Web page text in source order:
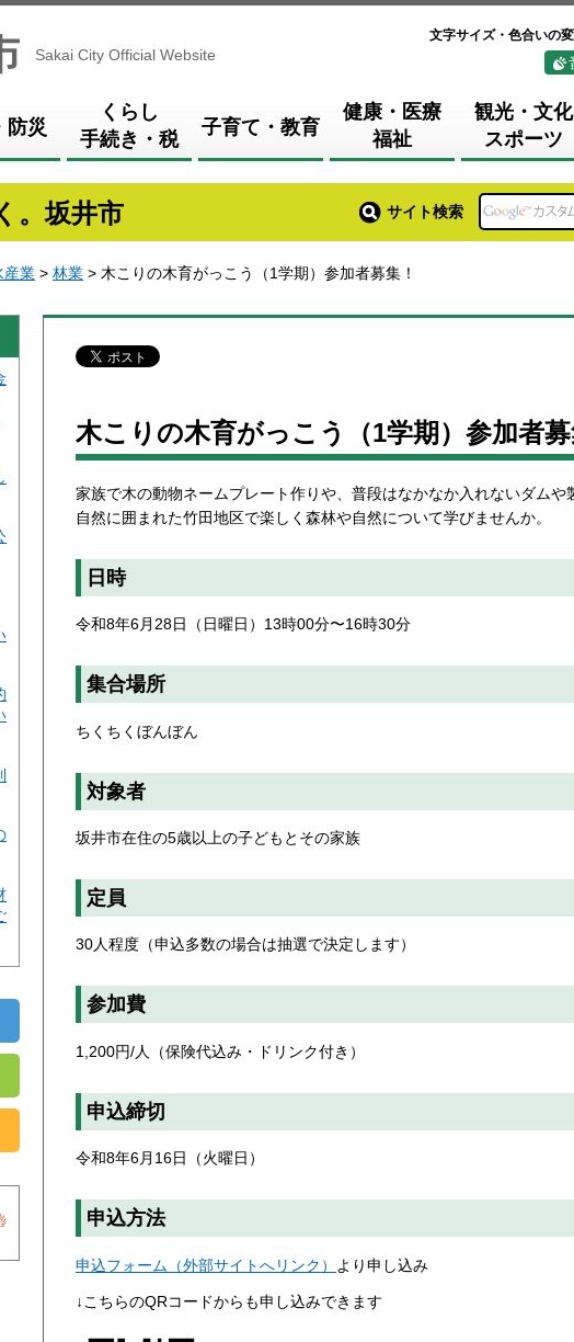
Sakai City Official Website
文字サイズ・色合いの
防災
くらし
手続き・税
子育て・教育
健康・医療
福祉
観光・文化
スポーツ
。坂井市 サイト検索
産業 > 林業 > 木こりの木育がっこう（1学期）参加者募集！
木こりの木育がっこう（1学期）参加者募
家族で木の動物ネームプレート作りや、普段はなかなか入れないダムや
自然に囲まれた竹田地区で楽しく森林や自然について学びませんか。
日時
令和8年6月28日（日曜日）13時00分〜16時30分
集合場所
ちくちくぼんぼん
対象者
坂井市在住の5歳以上の子どもとその家族
定員
30人程度（申込多数の場合は抽選で決定します）
参加費
1,200円/人（保険代込み・ドリンク付き）
申込締切
令和8年6月16日（火曜日）
申込方法
申込フォーム（外部サイトへリンク） より申し込み
↓こちらのQRコードからも申し込みできます